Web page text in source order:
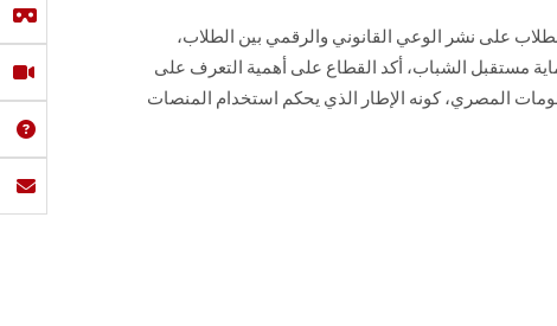
على نشر الوعي القانوني والرقمي بين الطلاب،
مستقبل الشباب، أكد القطاع على أهمية التعرف على
المصري، كونه الإطار الذي يحكم استخدام المنصات